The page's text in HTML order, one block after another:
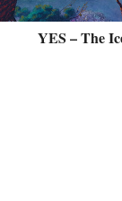
YES – The